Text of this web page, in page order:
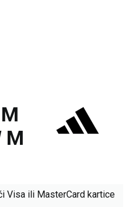
M
Visa ili MasterCard kartice